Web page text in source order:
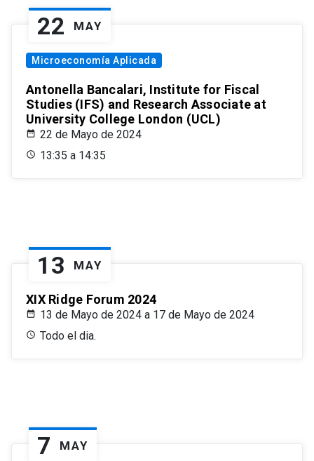
22 MAY
Microeconomía Aplicada
Antonella Bancalari, Institute for Fiscal
Studies (IFS) and Research Associate at
University College London (UCL)
22 de Mayo de 2024
13:35 a 14:35
13 MAY
XIX Ridge Forum 2024
13 de Mayo de 2024 a 17 de Mayo de 2024
Todo el dia.
7 MAY